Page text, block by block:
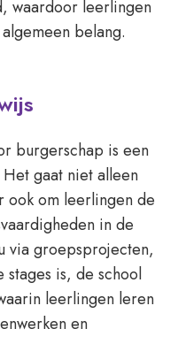
waardoor leerlingen
belang.
burgerschap is een
gaat niet alleen
ook om leerlingen de
in de
via groepsprojecten,
is, de school
leerlingen leren
en